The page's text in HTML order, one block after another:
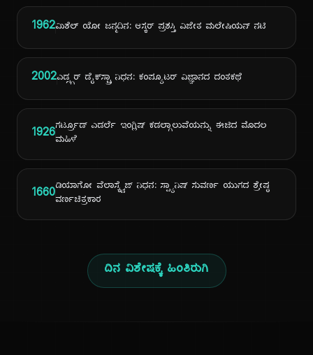
1962ಮಿಶೆಲ್ ಯೋ ಜನ್ಮದಿನ: ಆಸ್ಕರ್ ಪ್ರಶಸ್ತಿ ವಿಜೇತ ಮಲೇಷಿಯನ್ ನಟಿ
2002ಎಡ್ಸ್ಗರ್ ಡೈಕ್‌ಸ್ಟ್ರಾ ನಿಧನ: ಕಂಪ್ಯೂಟರ್ ವಿಜ್ಞಾನದ ದಂತಕಥೆ
1926ಗರ್ಟ್ರೂಡ್ ಎಡರ್ಲೆ ಇಂಗ್ಲಿಷ್ ಕಡಲ್ಗಾಲುವೆಯನ್ನು ಈಜಿದ ಮೊದಲ
ಮಹಿಳೆ
1660ಡಿಯಾಗೋ ವೆಲಾಸ್ಕ್ವೆಜ್ ನಿಧನ: ಸ್ಪ್ಯಾನಿಷ್ ಸುವರ್ಣ ಯುಗದ ಶ್ರೇಷ್ಠ
ವರ್ಣಚಿತ್ರಕಾರ
ದಿನ ವಿಶೇಷಕ್ಕೆ ಹಿಂತಿರುಗಿ